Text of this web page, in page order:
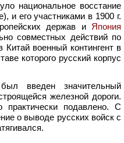
национальное восстание
и его участниками в 1900 г.
держав и Япония
совместных действий по
военный контингент в
которого русский корпус
введен значительный
железной дороги.
подавлено. С
о выводе русских войск с